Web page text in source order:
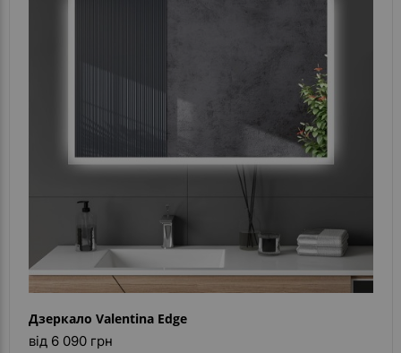
Дзеркало Valentina Edge
від 6 090 грн